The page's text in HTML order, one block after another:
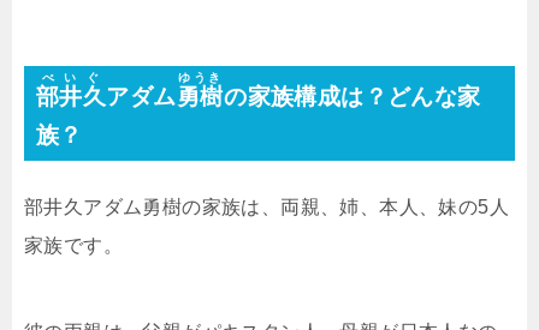
部井久
べいぐ
アダム勇樹
ゆうき
の家族構成は？どんな家
族？
部井久アダム勇樹の家族は、両親、姉、本人、妹の5人
家族です。